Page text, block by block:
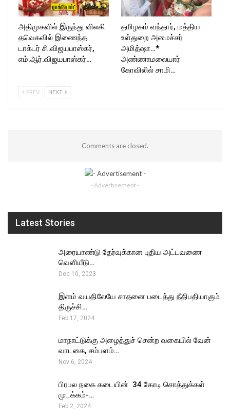
அதிமுகவில் இருந்து விலகி
தவெகவில் இணைந்த
டாக்டர் சி.விஜயபாஸ்கர்,
எம்.ஆர்.விஜயபாஸ்கர்…
தமிழகம் வந்தார், மத்திய
உள்துறை அமைச்சர்
அமித்ஷா…*
அண்ணாமலையார்
கோவிலில் சாமி…
PREV NEXT
Comments are closed.
- Advertisement -
Latest Stories
அரையாண்டு தேர்வுக்கான புதிய அட்டவணை
வெளியீடு…
Dec 10, 2023
இளம் வயதிலேயே சாதனை படைத்து நீதிபதியாகும்
திருச்சி…
Feb 17, 2024
மாநாட்டுக்கு அழைத்துச் சென்ற வகையில் வேன்
வாடகை, சம்பளம்…
Nov 6, 2024
பிரபல நகை கடையின் ₹ 34 கோடி சொத்துக்கள்
முடக்கம்-…
Feb 2, 2024